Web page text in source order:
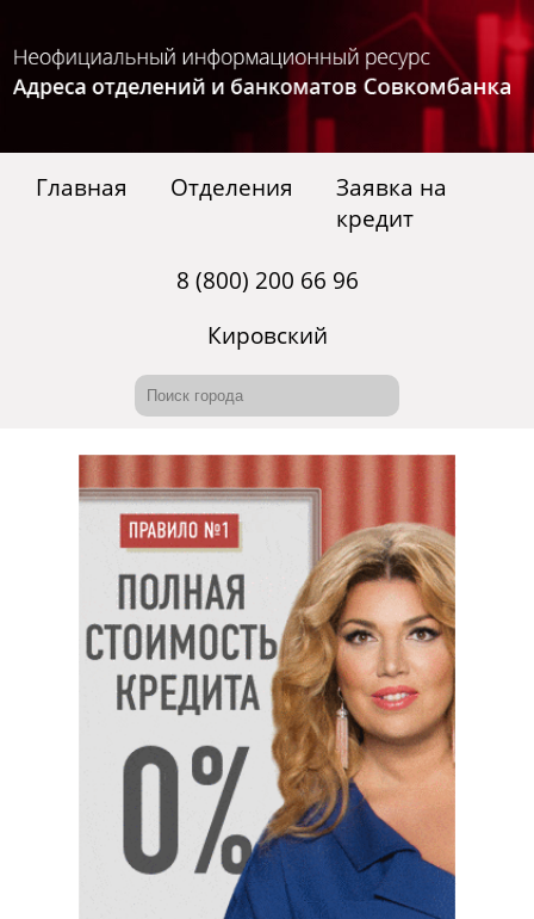
Главная Отделения
Заявка на
кредит
8 (800) 200 66 96
Кировский